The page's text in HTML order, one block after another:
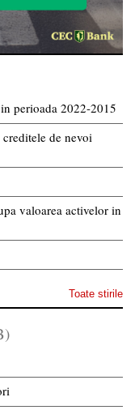
perioada 2022-2015
de nevoi
valoarea activelor in
Toate stirile